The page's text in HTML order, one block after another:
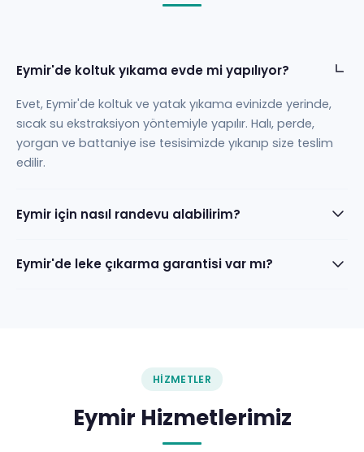
Eymir'de koltuk yıkama evde mi yapılıyor?
Evet, Eymir'de koltuk ve yatak yıkama evinizde yerinde,
sıcak su ekstraksiyon yöntemiyle yapılır. Halı, perde,
yorgan ve battaniye ise tesisimizde yıkanıp size teslim
edilir.
Eymir için nasıl randevu alabilirim?
Eymir'de leke çıkarma garantisi var mı?
HIZMETLER
Eymir Hizmetlerimiz